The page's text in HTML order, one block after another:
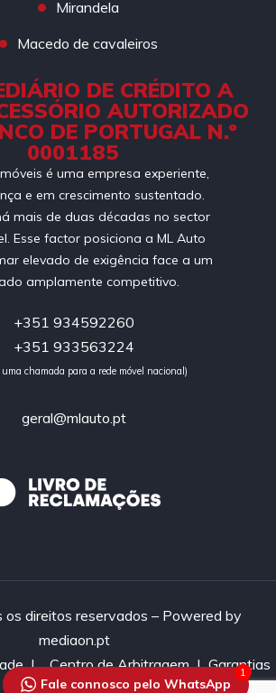
Mirandela
Macedo de cavaleiros
DE CRÉDITO A
AUTORIZADO
DE PORTUGAL N.º
0001185
é uma empresa experiente,
e em crescimento sustentado.
mais de duas décadas no sector
Esse factor posiciona a ML Auto
elevado de exigência face a um
amplamente competitivo.
+351 934592260
+351 933563224
uma chamada para a rede móvel nacional)
geral@mlauto.pt
direitos reservados – Powered by
mediaon.pt
|Centro de Arbitragem |Garantias
Fale connosco pelo WhatsApp
1